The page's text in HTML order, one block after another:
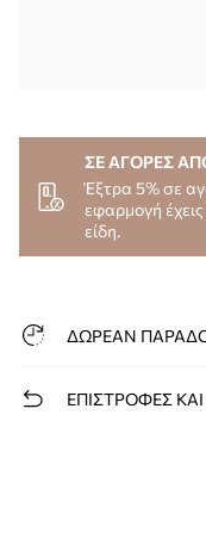
ΣΕ ΑΓΟΡΕΣ
Έξτρα 5% σε
εφαρμογή
είδη.
ΔΩΡΕΑΝ
ΕΠΙΣΤΡΟΦΕΣ